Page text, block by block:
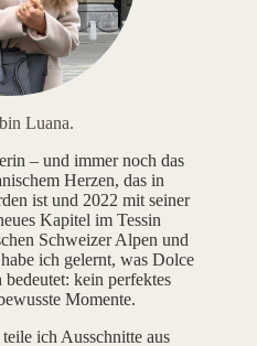
Luana.
– und immer noch das
Herzen, das in
ist und 2022 mit seiner
Kapitel im Tessin
Schweizer Alpen und
ich gelernt, was Dolce
kein perfektes
Momente.
ich Ausschnitte aus